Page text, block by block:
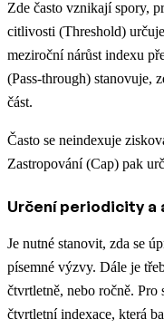
Zde často vznikají spory,
citlivosti (Threshold)
meziroční nárůst indexu
(Pass-through) stanovuje,
část.
Často se neindexuje
Zastropování (Cap) pak
Určení periodicity a
Je nutné stanovit, zda se
písemné výzvy. Dále je
čtvrtletně, nebo ročně. Pro
čtvrtletní indexace, která